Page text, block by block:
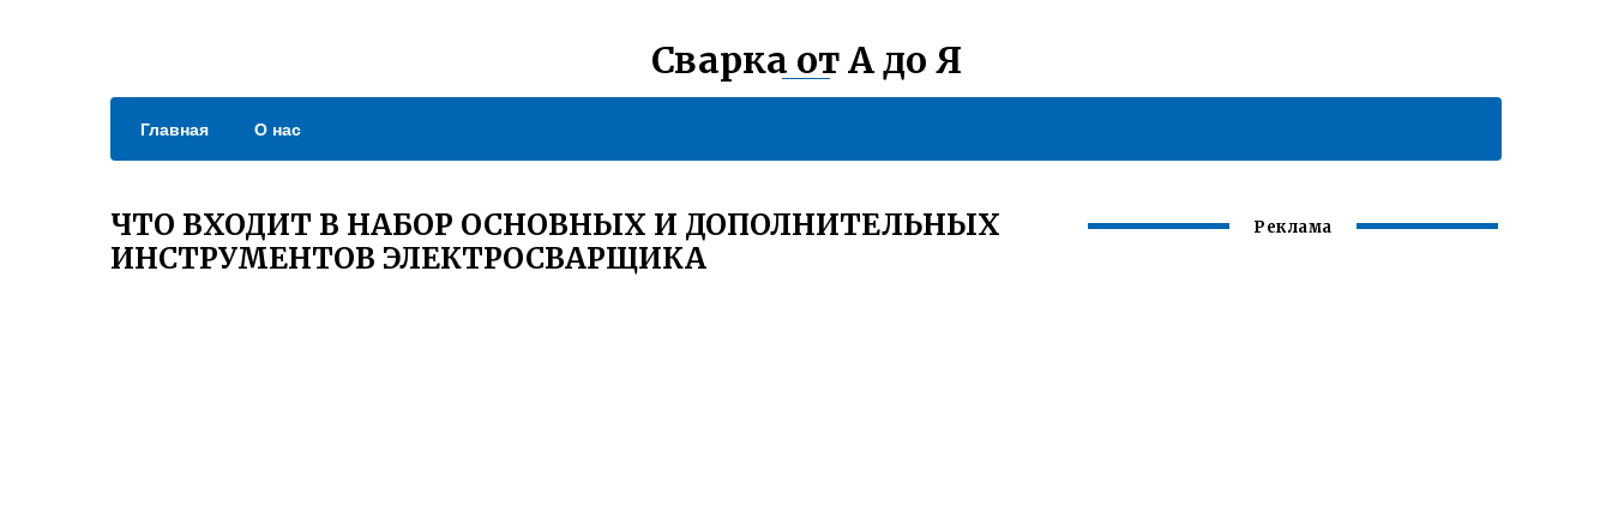
Сварка от А до Я
Главная О нас
ЧТО ВХОДИТ В НАБОР ОСНОВНЫХ И ДОПОЛНИТЕЛЬНЫХ
ИНСТРУМЕНТОВ ЭЛЕКТРОСВАРЩИКА
Реклама